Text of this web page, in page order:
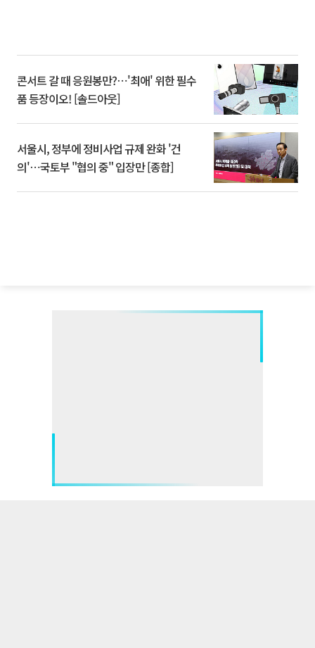
콘서트 갈 때 응원봉만?⋯'최애' 위한 필수
품 등장이오! [솔드아웃]
서울시, 정부에 정비사업 규제 완화 '건
의'⋯국토부 "협의 중" 입장만 [종합]